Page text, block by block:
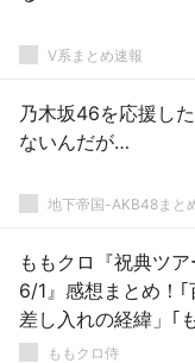
V系まとめ速報
乃木坂46を応援し
ないんだが…
地下帝国-AKB48まと
ももクロ『祝典ツ
6/1』感想まとめ！
差し入れの経緯」｢
強」｢あーりん、キ
ももクロ侍